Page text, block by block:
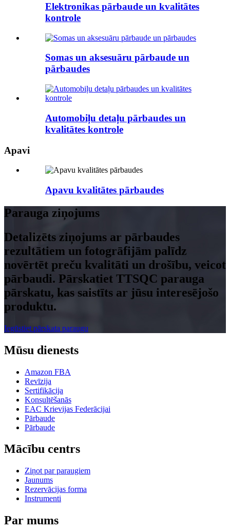
Elektronikas pārbaude un kvalitātes
kontrole
Somas un aksesuāru pārbaude un
pārbaudes
Automobiļu detaļu pārbaudes un
kvalitātes kontrole
Apavi
Apavu kvalitātes pārbaudes
Parauga ziņojums
Detalizēts ziņojums ar pārbaudes
rezultātiem un fotogrāfijām palīdz
novērtēt preču kvalitāti un drošību, veicot
pārbaudi. Pārskatiet TTSQC parauga
pārskatu, kas saistīts ar jūsu interesējošo
produktu.
Iegūstiet pārskata paraugu
Mūsu dienests
Amazon FBA
Revīzija
Sertifikācija
Konsultēšanās
EAC Krievijas Federācijai
Pārbaude
Pārbaude
Mācību centrs
Ziņot par paraugiem
Jaunums
Rezervācijas forma
Instrumenti
Par mums